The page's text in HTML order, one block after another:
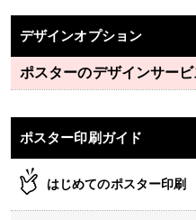
デザインオプション
ポスターのデザインサービ
ポスター印刷ガイド
はじめてのポスター印刷